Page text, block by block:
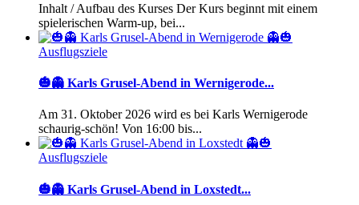
Inhalt / Aufbau des Kurses Der Kurs beginnt mit einem
spielerischen Warm-up, bei...
Ausflugsziele
🎃👻 Karls Grusel-Abend in Wernigerode...
Am 31. Oktober 2026 wird es bei Karls Wernigerode
schaurig-schön! Von 16:00 bis...
Ausflugsziele
🎃👻 Karls Grusel-Abend in Loxstedt...